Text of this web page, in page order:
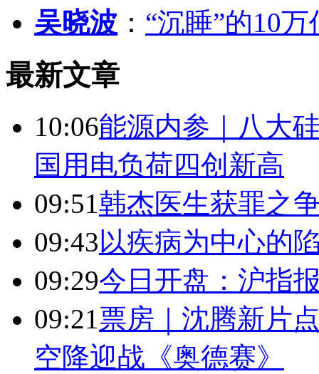
吴晓波 ： “沉睡”的10
最新文章
10:06能源内参｜八大
国用电负荷四创新高
09:51韩杰医生获罪之
09:43以疾病为中心的
09:29今日开盘：沪指
09:21票房｜沈腾新片
空降迎战《奥德赛》